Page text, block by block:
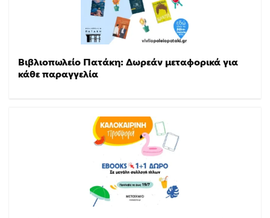
Βιβλιοπωλείο Πατάκη: Δωρεάν μεταφορικά για
κάθε παραγγελία